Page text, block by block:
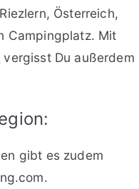
Österreich,
Campingplatz. Mit
vergisst Du außerdem
gibt es zudem